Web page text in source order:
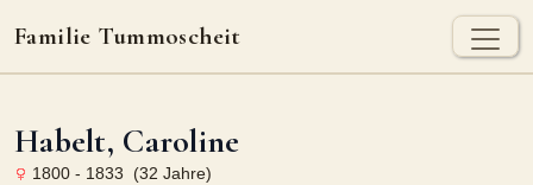
Familie Tummoscheit
Jan Tummoscheit Kai Tummoscheit
Habelt, Caroline
1800 - 1833 (32 Jahre)